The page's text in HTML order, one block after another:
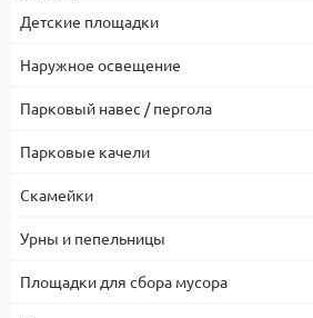
Детские площадки
Наружное освещение
Парковый навес / пергола
Парковые качели
Скамейки
Урны и пепельницы
Площадки для сбора мусора